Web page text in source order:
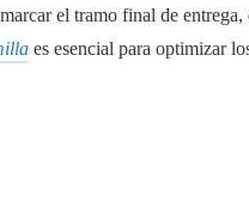
el tramo final de entrega,
es esencial para optimizar